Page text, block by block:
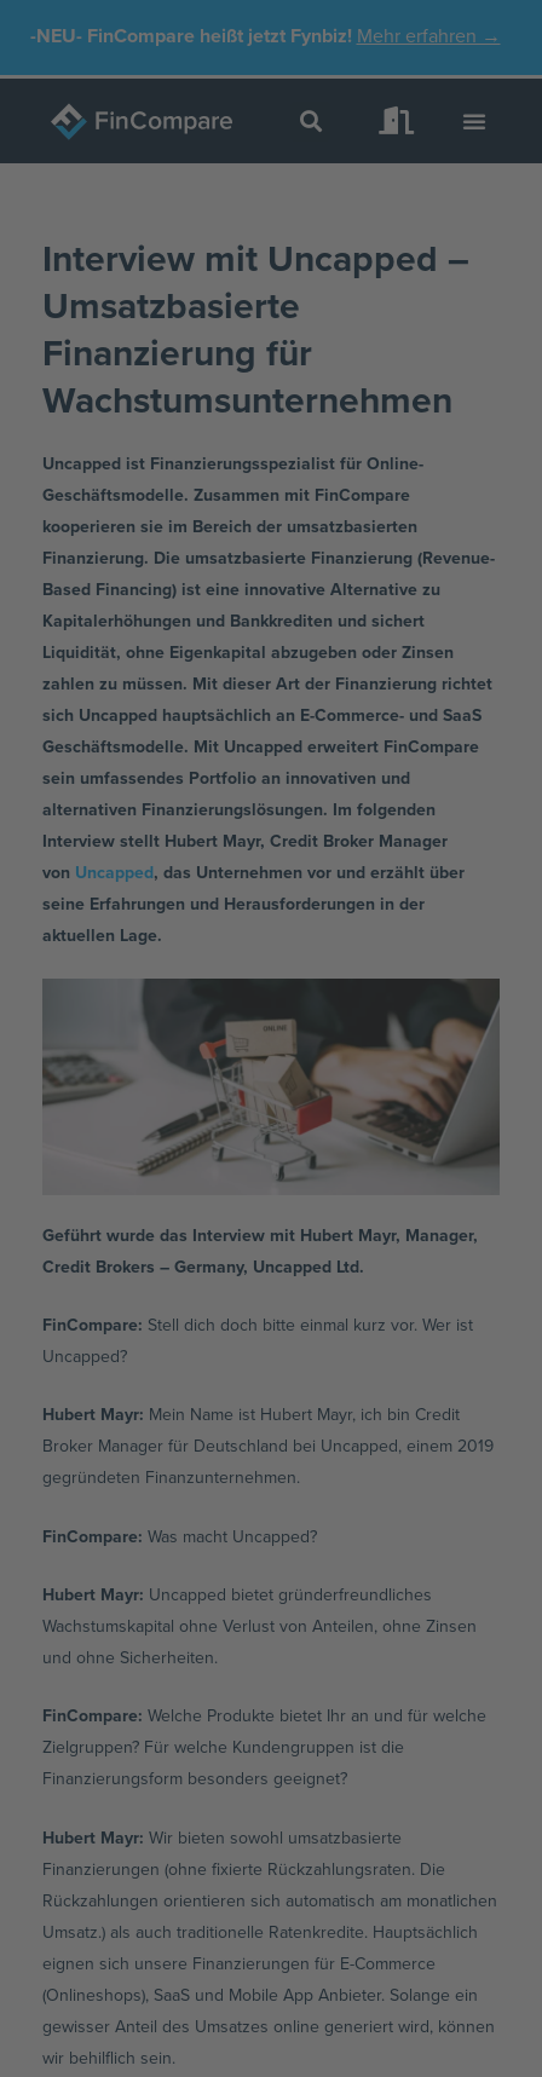
-NEU-FinCompare heißt jetzt Fynbiz! Mehr erfahren →
Interview mit Uncapped –
Umsatzbasierte
Finanzierung für
Wachstumsunternehmen
Uncapped ist Finanzierungsspezialist für Online-
Geschäftsmodelle. Zusammen mit FinCompare
kooperieren sie im Bereich der umsatzbasierten
Finanzierung. Die umsatzbasierte Finanzierung (Revenue-
Based Financing) ist eine innovative Alternative zu
Kapitalerhöhungen und Bankkrediten und sichert
Liquidität, ohne Eigenkapital abzugeben oder Zinsen
zahlen zu müssen. Mit dieser Art der Finanzierung richtet
sich Uncapped hauptsächlich an E-Commerce- und SaaS
Geschäftsmodelle. Mit Uncapped erweitert FinCompare
sein umfassendes Portfolio an innovativen und
alternativen Finanzierungslösungen. Im folgenden
Interview stellt Hubert Mayr, Credit Broker Manager
von Uncapped, das Unternehmen vor und erzählt über
seine Erfahrungen und Herausforderungen in der
aktuellen Lage.
Geführt wurde das Interview mit Hubert Mayr, Manager,
Credit Brokers – Germany, Uncapped Ltd.
FinCompare: Stell dich doch bitte einmal kurz vor. Wer ist
Uncapped?
Hubert Mayr: Mein Name ist Hubert Mayr, ich bin Credit
Broker Manager für Deutschland bei Uncapped, einem 2019
gegründeten Finanzunternehmen.
FinCompare: Was macht Uncapped?
Hubert Mayr: Uncapped bietet gründerfreundliches
Wachstumskapital ohne Verlust von Anteilen, ohne Zinsen
und ohne Sicherheiten.
FinCompare: Welche Produkte bietet Ihr an und für welche
Zielgruppen? Für welche Kundengruppen ist die
Finanzierungsform besonders geeignet?
Hubert Mayr: Wir bieten sowohl umsatzbasierte
Finanzierungen (ohne fixierte Rückzahlungsraten. Die
Rückzahlungen orientieren sich automatisch am monatlichen
Umsatz.) als auch traditionelle Ratenkredite. Hauptsächlich
eignen sich unsere Finanzierungen für E-Commerce
(Onlineshops), SaaS und Mobile App Anbieter. Solange ein
gewisser Anteil des Umsatzes online generiert wird, können
wir behilflich sein.